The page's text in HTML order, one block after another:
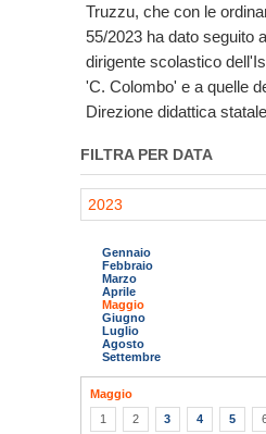
Truzzu, che con le
55/2023 ha dato seguito
dirigente scolastico
'C. Colombo' e a quelle
Direzione didattica
FILTRA PER DATA
2023
Gennaio
Febbraio
Marzo
Aprile
Maggio
Giugno
Luglio
Agosto
Settembre
Maggio
1
2 3 4 5